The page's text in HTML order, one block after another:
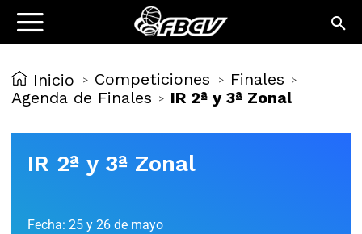
Inicio > Competiciones > Finales >
Agenda de Finales > IR 2ª y 3ª Zonal
IR 2ª y 3ª Zonal
Fecha: 25 y 26 de mayo